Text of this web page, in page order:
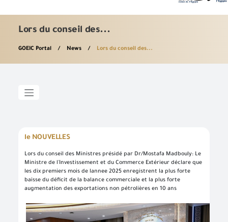
Lors du conseil des...
GOEIC Portal News Lors du conseil des...
le NOUVELLES
Lors du conseil des Ministres présidé par Dr/Mostafa Madbouly: Le
Ministre de l'Investissement et du Commerce Extérieur déclare que
les dix premiers mois de lannee 2025 enregistrent la plus forte
baisse du déficit de la balance commerciale et la plus forte
augmentation des exportations non pétrolières en 10 ans